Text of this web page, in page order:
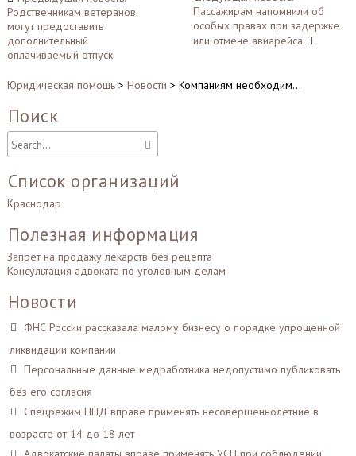
по
записям
Родственникам ветеранов
могут предоставить
дополнительный
оплачиваемый отпуск
Пассажирам напомнили об
особых правах при задержке
или отмене авиарейса
Юридическая помощь> Новости > Компаниям необходим…
Поиск
Список организаций
Краснодар
Полезная информация
Запрет на продажу лекарств без рецепта
Консультация адвоката по уголовным делам
Новости
ФНС России рассказала малому бизнесу о порядке упрощенной
ликвидации компании
Персональные данные медработника недопустимо публиковать
без его согласия
Спецрежим НПД вправе применять несовершеннолетние в
возрасте от 14 до 18 лет